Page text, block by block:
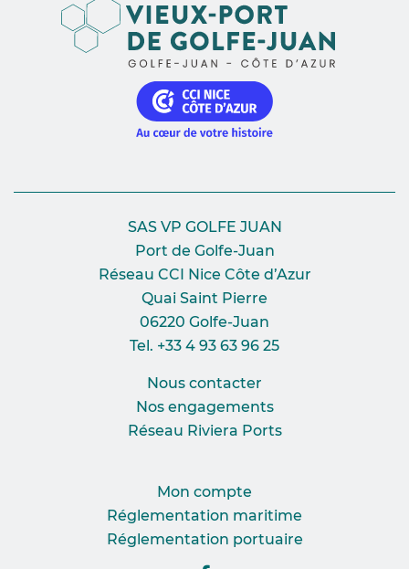
SAS VP GOLFE JUAN
Port de Golfe-Juan
Réseau CCI Nice Côte d’Azur
Quai Saint Pierre
06220 Golfe-Juan
Tel. +33 4 93 63 96 25
Nous contacter
Nos engagements
Réseau Riviera Ports
Mon compte
Réglementation maritime
Réglementation portuaire